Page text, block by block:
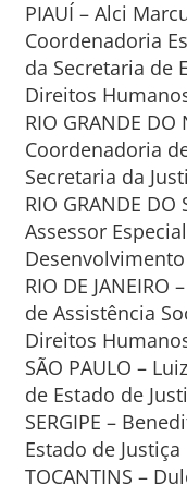
PIAUÍ – Alci
Coordenadoria
da Secretaria de
Direitos
RIO GRANDE
Coordenadoria
Secretaria da
RIO GRANDE
Assessor
RIO DE
de Assistência
Direitos
SÃO PAULO –
de Estado de
SERGIPE –
Estado de
TOCANTINS –